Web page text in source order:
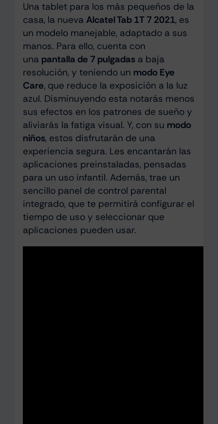
Una tablet para los más pequeños de la
casa, la nueva Alcatel Tab 1T 7 2021, es
un modelo manejable, adaptado a sus
manos. Para ello, cuenta con
una pantalla de 7 pulgadasa baja
resolución, y teniendo un modo Eye
Care, que reduce la exposición a la luz
azul. Disminuyendo esta notarás menos
sus efectos en los patrones de sueño y
aliviarás la fatiga visual. Y, con su modo
niños, estos disfrutarán de una
experiencia segura. Les encantarán las
aplicaciones preinstaladas, pensadas
para un uso infantil. Además, trae un
sencillo panel de control parental
integrado, que te permitirá configurar el
tiempo de uso y seleccionar que
aplicaciones pueden usar.